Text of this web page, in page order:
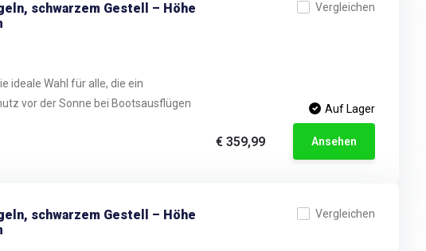
schwarzem Gestell – Höhe
ideale Wahl für alle, die ein
vor der Sonne bei Bootsausflügen
Vergleichen
Auf Lager
€ 359,99 Ansehen
schwarzem Gestell – Höhe
Vergleichen